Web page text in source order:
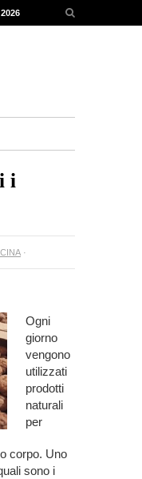
i
·
Ogni
giorno
vengono
utilizzati
prodotti
naturali
per
corpo. Uno
sono i